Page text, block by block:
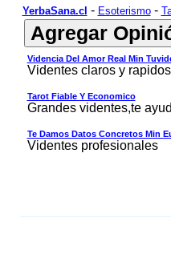
YerbaSana.cl - Esoterismo-
Videncia Del Amor Real Min
Videntes claros y rapidos
Tarot Fiable Y Economico
Grandes videntes,te
Te Damos Datos Concretos Min
Videntes profesionales